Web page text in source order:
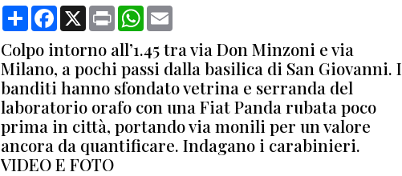
CondividiFacebook
X Print WhatsApp
Colpo intorno all’1.45 tra via Don Minzoni e via
Milano, a pochi passi dalla basilica di San Giovanni. I
banditi hanno sfondato vetrina e serranda del
laboratorio orafo con una Fiat Panda rubata poco
prima in città, portando via monili per un valore
ancora da quantificare. Indagano i carabinieri.
VIDEO E FOTO